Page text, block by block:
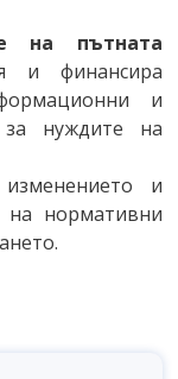
на пътната
и финансира
и
за нуждите на
и
на нормативни